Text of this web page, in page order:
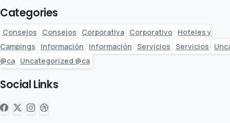
Categories
Consejos Consejos Corporativa Corporativo Hoteles y
Campings
Información Información Servicios Servicios
@ca Uncategorized @ca
Social Links